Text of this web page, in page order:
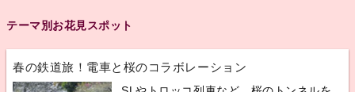
テーマ別お花見スポット
春の鉄道旅！電車と桜のコラボレーション